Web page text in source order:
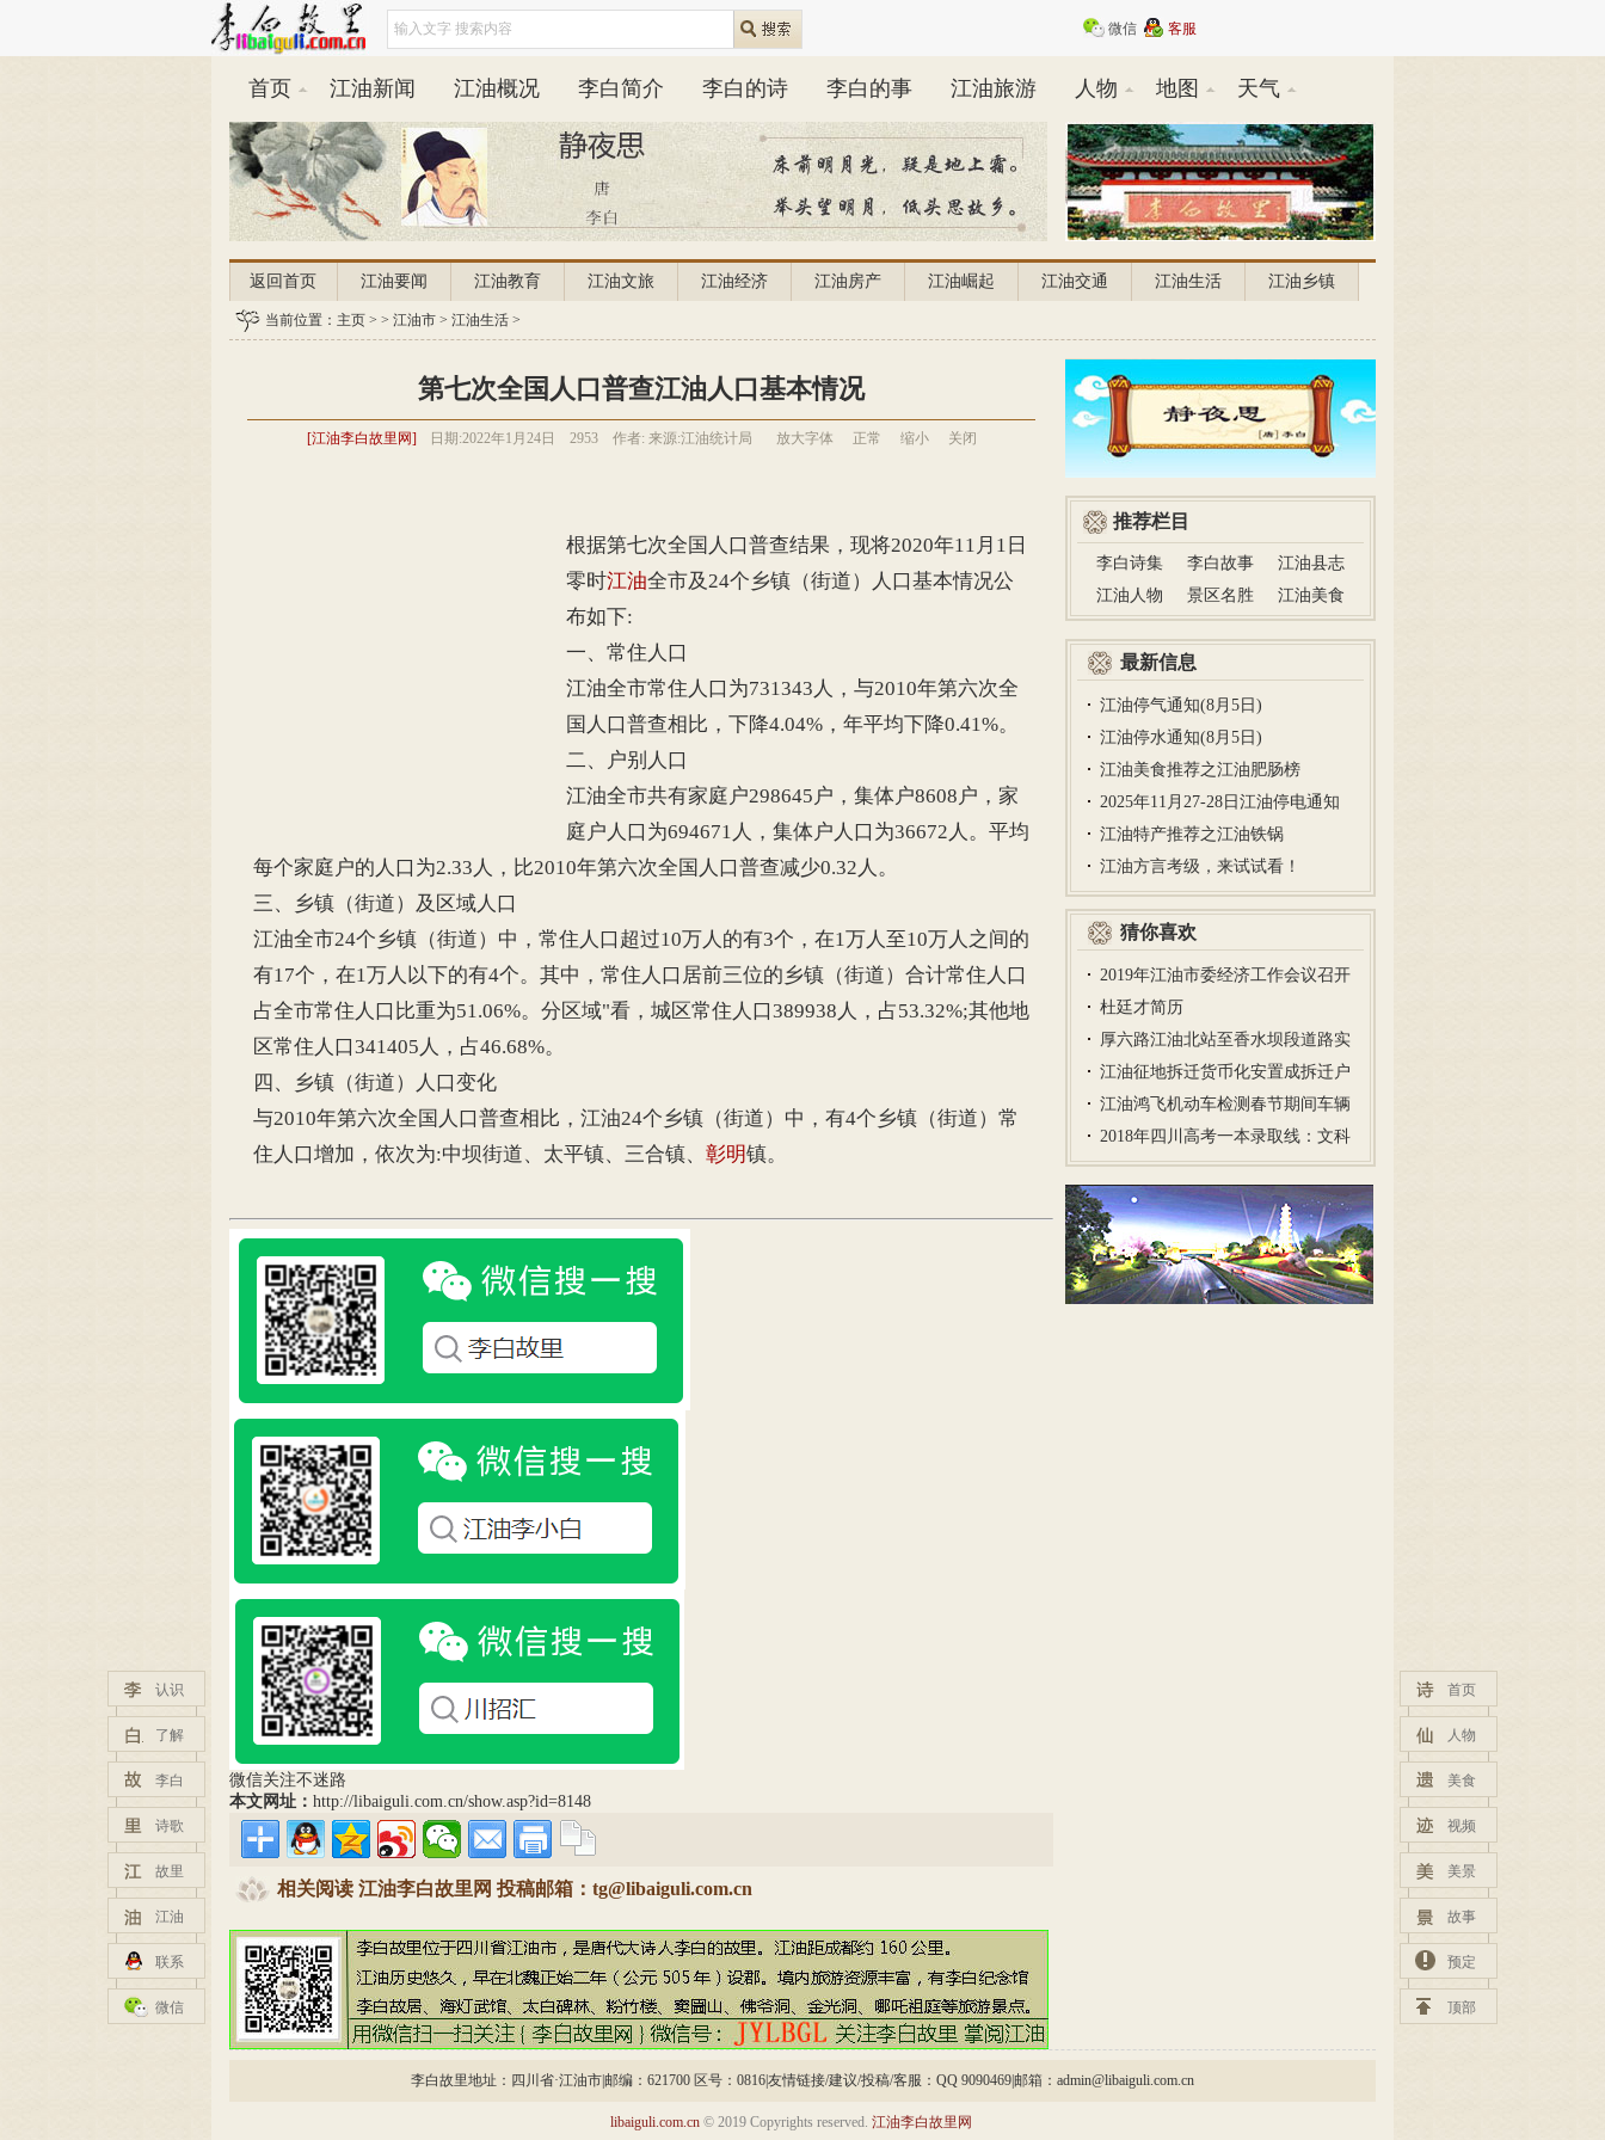
认识
了解
李白
诗歌
故里
江油
联系
微信
首页
人物
美食
视频
美景
故事
预定
顶部
微信 客服
首页 江油新闻 江油概况 李白简介 李白的诗 李白的事 江油旅游 人物 地图 天气
返回首页 江油要闻 江油教育 江油文旅 江油经济 江油房产 江油崛起 江油交通 江油生活 江油乡镇
平安江油 江油天气
当前位置： 主页 > > 江油市 > 江油生活 >
第七次全国人口普查江油人口基本情况
[江油李白故里网] 日期:2022年1月24日 2953 作者: 来源:江油统计局 放大字体 正常 缩小 关闭
根据第七次全国人口普查结果，现将2020年11月1日
零时江油全市及24个乡镇（街道）人口基本情况公
布如下:
一、常住人口
江油全市常住人口为731343人，与2010年第六次全
国人口普查相比，下降4.04%，年平均下降0.41%。
二、户别人口
江油全市共有家庭户298645户，集体户8608户，家
庭户人口为694671人，集体户人口为36672人。平均
每个家庭户的人口为2.33人，比2010年第六次全国人口普查减少0.32人。
三、乡镇（街道）及区域人口
江油全市24个乡镇（街道）中，常住人口超过10万人的有3个，在1万人至10万人之间的
有17个，在1万人以下的有4个。其中，常住人口居前三位的乡镇（街道）合计常住人口
占全市常住人口比重为51.06%。分区域"看，城区常住人口389938人，占53.32%;其他地
区常住人口341405人，占46.68%。
四、乡镇（街道）人口变化
与2010年第六次全国人口普查相比，江油24个乡镇（街道）中，有4个乡镇（街道）常
住人口增加，依次为:中坝街道、太平镇、三合镇、 彰明镇。
微信关注不迷路
本文网址： http://libaiguli.com.cn/show.asp?id=8148
相关阅读 江油李白故里网 投稿邮箱：tg@libaiguli.com.cn
推荐栏目
李白诗集 李白故事
江油县志
江油人物
景区名胜 江油美食
最新信息
江油停气通知(8月5日)
江油停水通知(8月5日)
江油美食推荐之江油肥肠榜
2025年11月27-28日江油停电通知
江油特产推荐之江油铁锅
江油方言考级，来试试看！
猜你喜欢
2019年江油市委经济工作会议召开
杜廷才简历
厚六路江油北站至香水坝段道路实
行…
江油征地拆迁货币化安置成拆迁户
首…
江油鸿飞机动车检测春节期间车辆
年…
2018年四川高考一本录取线：文科
5…
李白故里地址：四川省·江油市|邮编：621700 区号：0816|友情链接/建议/投稿/客服：QQ 9090469|邮箱：admin@libaiguli.com.cn
libaiguli.com.cn© 2019 Copyrights reserved. 江油李白故里网